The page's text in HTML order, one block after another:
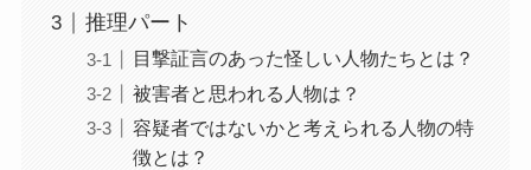
推理パート
目撃証言のあった怪しい人物たちとは？
被害者と思われる人物は？
容疑者ではないかと考えられる人物の特
徴とは？